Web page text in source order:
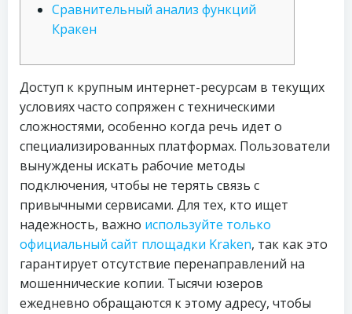
Сравнительный анализ функций
Кракен
Доступ к крупным интернет-ресурсам в текущих
условиях часто сопряжен с техническими
сложностями, особенно когда речь идет о
специализированных платформах. Пользователи
вынуждены искать рабочие методы
подключения, чтобы не терять связь с
привычными сервисами. Для тех, кто ищет
надежность, важно используйте только
официальный сайт площадки Kraken, так как это
гарантирует отсутствие перенаправлений на
мошеннические копии. Тысячи юзеров
ежедневно обращаются к этому адресу, чтобы